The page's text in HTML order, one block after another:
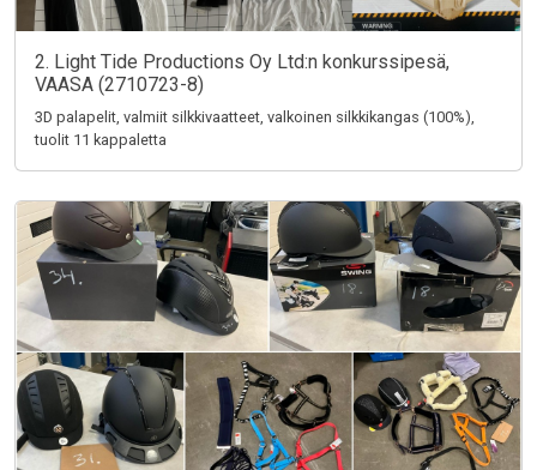
2. Light Tide Productions Oy Ltd:n konkurssipesä,
VAASA (2710723-8)
3D palapelit, valmiit silkkivaatteet, valkoinen silkkikangas (100%),
tuolit 11 kappaletta